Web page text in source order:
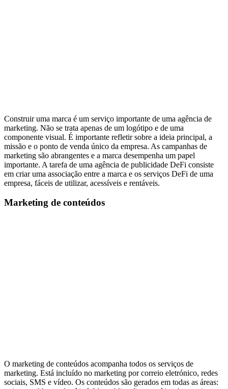
Construir uma marca é um serviço importante de uma agência de
marketing. Não se trata apenas de um logótipo e de uma
componente visual. É importante refletir sobre a ideia principal, a
missão e o ponto de venda único da empresa. As campanhas de
marketing são abrangentes e a marca desempenha um papel
importante. A tarefa de uma agência de publicidade DeFi consiste
em criar uma associação entre a marca e os serviços DeFi de uma
empresa, fáceis de utilizar, acessíveis e rentáveis.
Marketing de conteúdos
O marketing de conteúdos acompanha todos os serviços de
marketing. Está incluído no marketing por correio eletrónico, redes
sociais, SMS e vídeo. Os conteúdos são gerados em todas as áreas: